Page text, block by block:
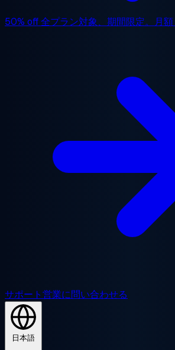
50% off全プラン対象、期間限定。月額
サポート営業に問い合わせる
日本語